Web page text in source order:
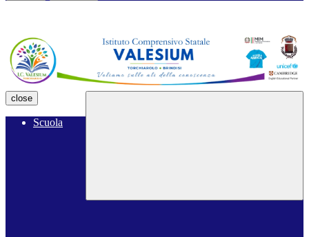
close
Scuola